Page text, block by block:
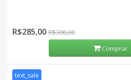
R$285,00 R$300,00
Comprar
text_sale